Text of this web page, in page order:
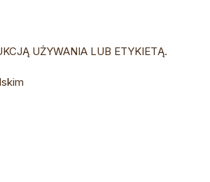
UŻYWANIA LUB ETYKIETĄ.